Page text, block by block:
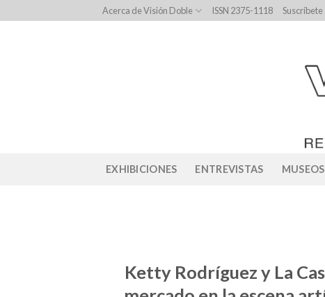
to
Acerca de Visión Doble ISSN 2375-1118 Suscríbete
EXHIBICIONES ENTREVISTAS MUSEOS
Ketty Rodríguez y La